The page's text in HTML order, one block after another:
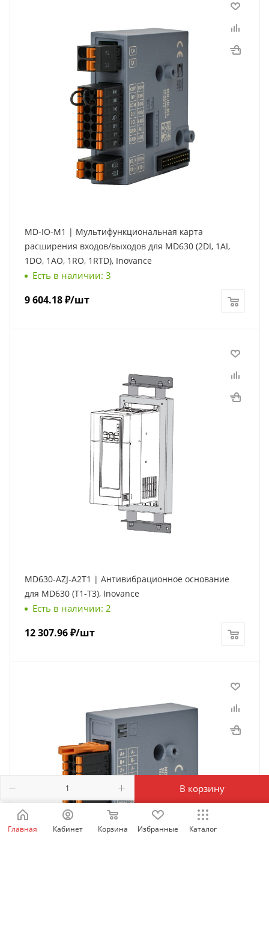
В корзину
MD-IO-M1 | Мультифункциональная карта
расширения входов/выходов для MD630 (2DI, 1AI,
1DO, 1AO, 1RO, 1RTD), Inovance
Есть в наличии: 3
9 604.18₽/шт
MD630-AZJ-A2T1 | Антивибрационное основание
для MD630 (Т1-Т3), Inovance
Есть в наличии: 2
12 307.96₽/шт
Главная Кабинет Корзина Избранные Каталог